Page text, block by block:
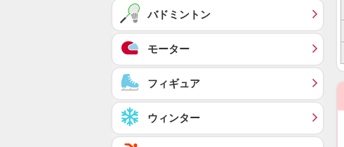
バドミントン
モーター
フィギュア
ウィンター